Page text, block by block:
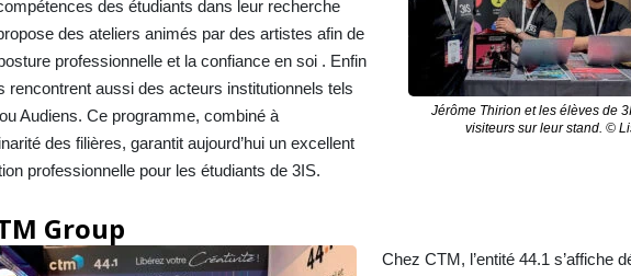
Jérôme Thirion et les élèves de
visiteurs sur leur stand. ©
des étudiants dans leur recherche
des ateliers animés par des artistes afin de
professionnelle et la confiance en soi . Enfin
rencontrent aussi des acteurs institutionnels tels
Audiens. Ce programme, combiné à
des filières, garantit aujourd’hui un excellent
professionnelle pour les étudiants de 3IS.
Group
Chez CTM, l’entité 44.1 s’affiche